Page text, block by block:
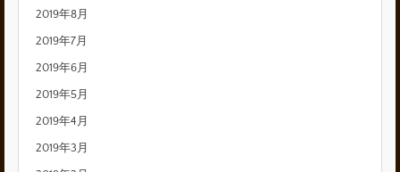
2019年8月
2019年7月
2019年6月
2019年5月
2019年4月
2019年3月